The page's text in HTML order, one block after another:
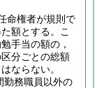
命権者が規則で
額とする。
こ
手当の額の，
分ごとの総額
ならない。
勤務職員以外の